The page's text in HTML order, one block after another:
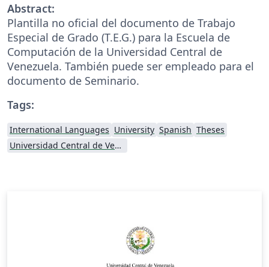
Abstract:
Plantilla no oficial del documento de Trabajo
Especial de Grado (T.E.G.) para la Escuela de
Computación de la Universidad Central de
Venezuela. También puede ser empleado para el
documento de Seminario.
Tags:
International Languages University Spanish Theses
Universidad Central de Venezuela